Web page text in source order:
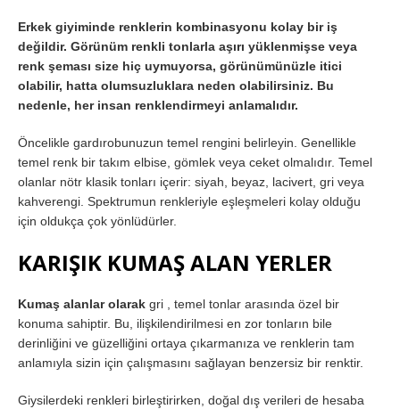
Erkek giyiminde renklerin kombinasyonu kolay bir iş
değildir. Görünüm renkli tonlarla aşırı yüklenmişse veya
renk şeması size hiç uymuyorsa, görünümünüzle itici
olabilir, hatta olumsuzluklara neden olabilirsiniz. Bu
nedenle, her insan renklendirmeyi anlamalıdır.
Öncelikle gardırobunuzun temel rengini belirleyin. Genellikle
temel renk bir takım elbise, gömlek veya ceket olmalıdır. Temel
olanlar nötr klasik tonları içerir: siyah, beyaz, lacivert, gri veya
kahverengi. Spektrumun renkleriyle eşleşmeleri kolay olduğu
için oldukça çok yönlüdürler.
KARIŞIK KUMAŞ ALAN YERLER
Kumaş alanlar olarak gri , temel tonlar arasında özel bir
konuma sahiptir. Bu, ilişkilendirilmesi en zor tonların bile
derinliğini ve güzelliğini ortaya çıkarmanıza ve renklerin tam
anlamıyla sizin için çalışmasını sağlayan benzersiz bir renktir.
Giysilerdeki renkleri birleştirirken, doğal dış verileri de hesaba